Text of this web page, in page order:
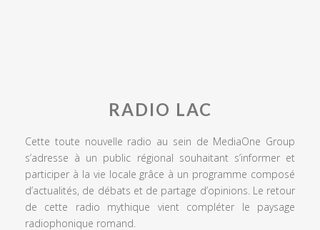
RADIO LAC
Cette toute nouvelle radio au sein de MediaOne Group
s’adresse à un public régional souhaitant s’informer et
participer à la vie locale grâce à un programme composé
d’actualités, de débats et de partage d’opinions. Le retour
de cette radio mythique vient compléter le paysage
radiophonique romand.